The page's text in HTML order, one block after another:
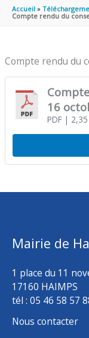
Accueil
Compte rendu du
Compte rendu du
16
PDF| 2,35
Mairie de
1 place du 11
17160 HAIMPS
tél : 05 46 58 57
Nous contacter